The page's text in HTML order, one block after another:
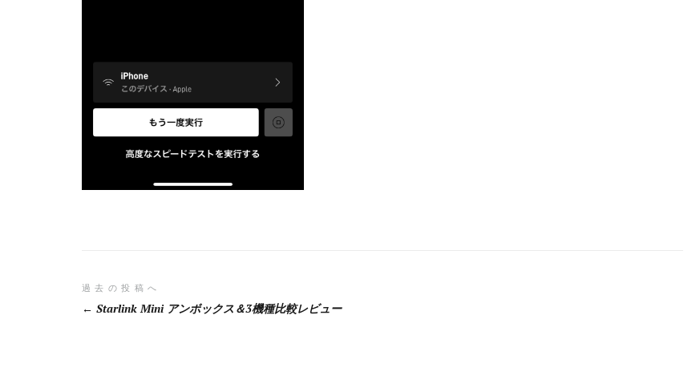
投
稿
過去の投稿へ
Starlink Mini アンボックス＆3機種比較レビュー